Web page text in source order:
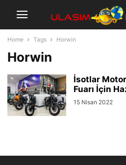
Home Tags Horwin
Horwin
İsotlar
Fuarı İçin
15 Nisan 2022